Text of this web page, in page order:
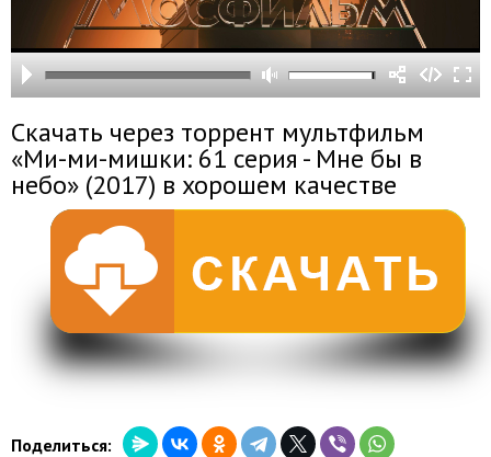
Скачать через торрент мультфильм
«Ми-ми-мишки: 61 серия - Мне бы в
небо» (2017) в хорошем качестве
Поделиться: